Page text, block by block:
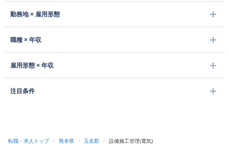
勤務地 × 雇用形態
職種 × 年収
雇用形態 × 年収
注目条件
転職・求人トップ / 熊本県 / 玉名郡 / 設備施工管理(電気)